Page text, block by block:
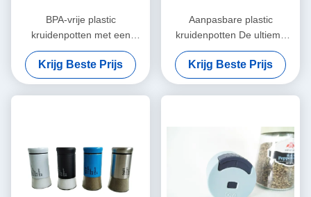
BPA-vrije plastic
kruidenpotten met een
gemiddelde capaciteit voor
de keuken
Krijg Beste Prijs
Aanpasbare plastic
kruidenpotten De ultieme
oplossing voor het opslaan
van kruiden in drukke
keukens
Krijg Beste Prijs